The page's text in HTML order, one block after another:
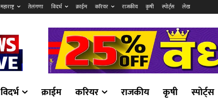
महाराष्ट्र तेलंगणा विदर्भ क्राईम करियर राजकीय कृषी स्पोर्ट्स लेख
विदर्भ क्राईम करियर राजकीय कृषी स्पोर्ट्स